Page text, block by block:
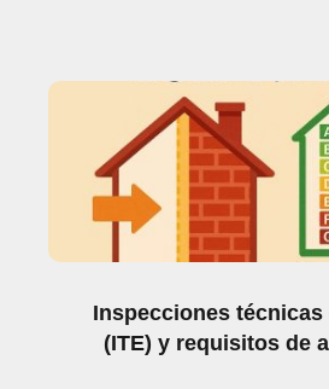
Inspecciones
(ITE) y requisitos de